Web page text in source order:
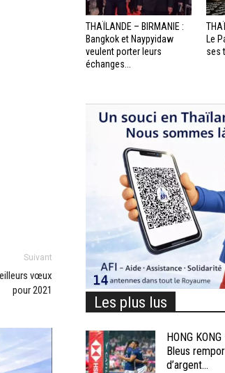
Suivant
vœux
pour 2021
THAÏLANDE – BIRMANIE :
Bangkok et Naypyidaw
veulent porter leurs
échanges...
Le
ses
Les plus lus
HONG
Bleus
d’argent...